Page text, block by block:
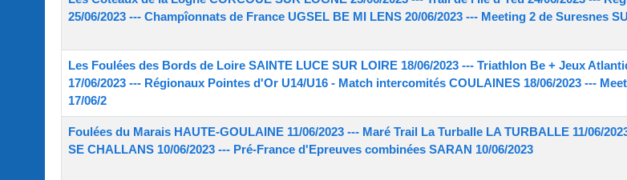
25/06/2023 --- Champîonnats de France UGSEL BE MI LENS 20/06/2023 --- Meeting 2 de Suresnes
Les Foulées des Bords de Loire SAINTE LUCE SUR LOIRE 18/06/2023 --- Triathlon Be + Jeux
17/06/2023 --- Régionaux Pointes d'Or U14/U16 - Match intercomités COULAINES 18/06/2023 ---
17/06/2
Foulées du Marais HAUTE-GOULAINE 11/06/2023 --- Maré Trail La Turballe LA TURBALLE 11/06/
SE CHALLANS 10/06/2023 --- Pré-France d'Epreuves combinées SARAN 10/06/2023